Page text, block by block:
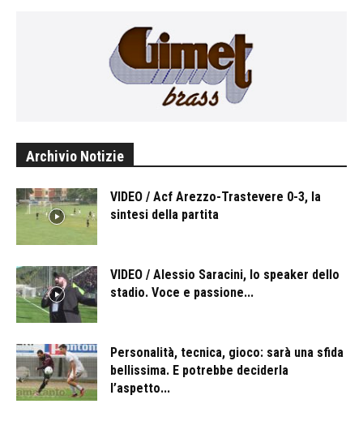
Archivio Notizie
VIDEO / Acf Arezzo-Trastevere 0-3, la
sintesi della partita
VIDEO / Alessio Saracini, lo speaker dello
stadio. Voce e passione...
Personalità, tecnica, gioco: sarà una sfida
bellissima. E potrebbe deciderla
l’aspetto...